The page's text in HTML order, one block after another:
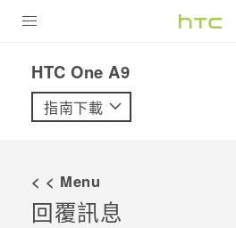
VIVE
HTC One A9‎
指南下載
< < Menu
回覆訊息